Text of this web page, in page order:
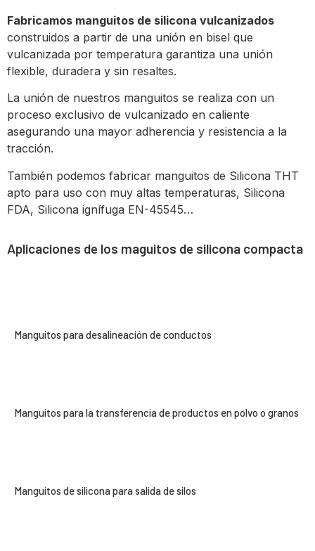
Fabricamos manguitos de silicona vulcanizados
construidos a partir de una unión en bisel que
vulcanizada por temperatura garantiza una unión
flexible, duradera y sin resaltes.
La unión de nuestros manguitos se realiza con un
proceso exclusivo de vulcanizado en caliente
asegurando una mayor adherencia y resistencia a la
tracción.
También podemos fabricar manguitos de Silicona THT
apto para uso con muy altas temperaturas, Silicona
FDA, Silicona ignífuga EN-45545…
Aplicaciones de los maguitos de silicona compacta
Manguitos para desalineación de conductos
Manguitos para la transferencia de productos en polvo o granos
Manguitos de silicona para salida de silos